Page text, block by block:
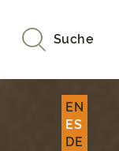
Suche
EN
ES
DE